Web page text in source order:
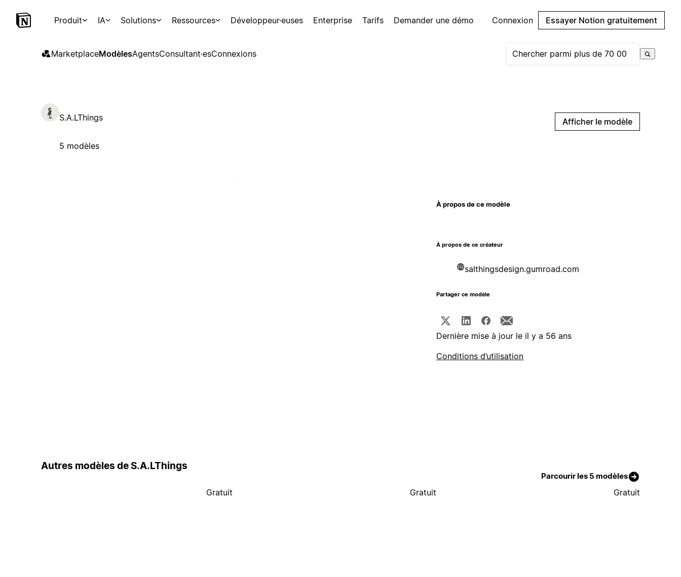
Produit IA Solutions Ressources Développeur·euses Enterprise Tarifs Demander une démo Connexion Essayer Notion gratuitement
MarketplaceModèlesAgentsConsultant·esConnexions
S.A.LThings
5 modèles
Afficher le modèle
À propos de ce modèle
À propos de ce créateur
salthingsdesign.gumroad.com
Partager ce modèle
Dernière mise à jour le il y a 56 ans
Conditions d’utilisation
Autres modèles de S.A.LThings
Parcourir les 5 modèles
Gratuit Gratuit Gratuit